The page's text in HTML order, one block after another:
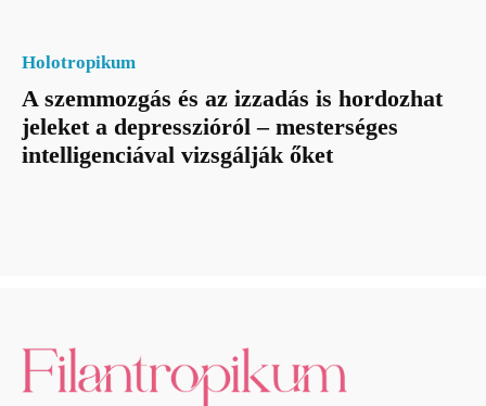
Holotropikum
A szemmozgás és az izzadás is hordozhat
jeleket a depresszióról – mesterséges
intelligenciával vizsgálják őket